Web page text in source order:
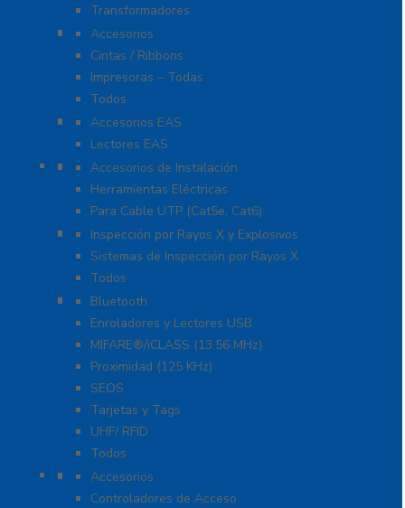
Transformadores
Identificación y Credencialización
Accesorios
Cintas / Ribbons
Impresoras – Todas
Todos
Protección Contra Descargas
Accesorios EAS
Lectores EAS
Herramientas
Accesorios de Instalación
Herramientas Eléctricas
Para Cable UTP (Cat5e, Cat6)
Inspección por Rayos X y Explosivos
Inspección por Rayos X y Explosivos
Sistemas de Inspección por Rayos X
Todos
Lectoras y Tarjetas
Bluetooth
Enroladores y Lectores USB
MIFARE®/iCLASS (13.56 MHz)
Proximidad (125 KHz)
SEOS
Tarjetas y Tags
UHF/ RFID
Todos
Paneles de Control de Acceso
Accesorios
Controladores de Acceso